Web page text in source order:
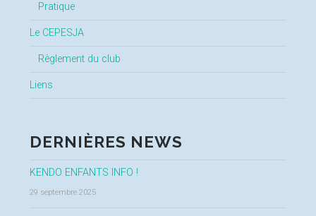
Pratique
Le CEPESJA
Règlement du club
Liens
DERNIÈRES NEWS
KENDO ENFANTS INFO !
29 septembre 2025